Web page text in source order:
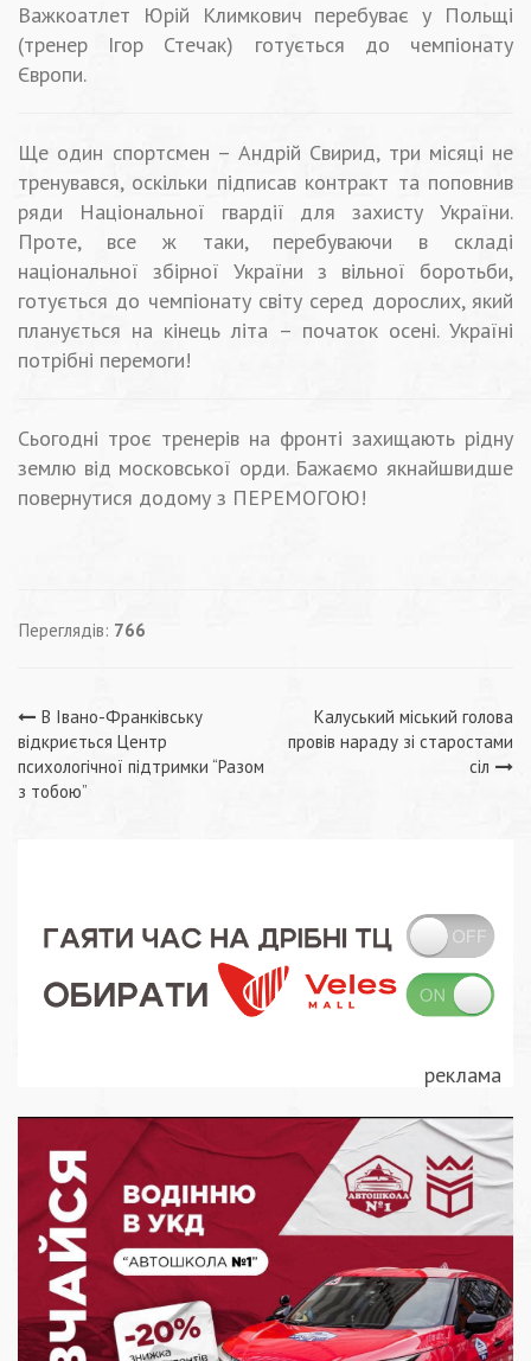
Важкоатлет Юрій Климкович перебуває у Польщі
(тренер Ігор Стечак) готується до чемпіонату
Європи.
Ще один спортсмен – Андрій Свирид, три місяці не
тренувався, оскільки підписав контракт та поповнив
ряди Національної гвардії для захисту України.
Проте, все ж таки, перебуваючи в складі
національної збірної України з вільної боротьби,
готується до чемпіонату світу серед дорослих, який
планується на кінець літа – початок осені. Україні
потрібні перемоги!
Сьогодні троє тренерів на фронті захищають рідну
землю від московської орди. Бажаємо якнайшвидше
повернутися додому з ПЕРЕМОГОЮ!
Переглядів: 766
Навігація
записів
В Івано-Франківську
відкриється Центр
психологічної підтримки “Разом
з тобою”
Калуський міський голова
провів нараду зі старостами
сіл